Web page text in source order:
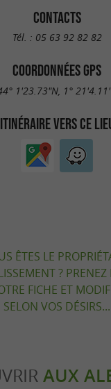
CONTACTS
Tél. : 05 63 92 82 82
COORDONNÉES GPS
1'23.73"N, 1°
ITINÉRAIRE VERS CE
ÊTES LE
?
FICHE ET
SELON VOS DÉSIRS...
AUX